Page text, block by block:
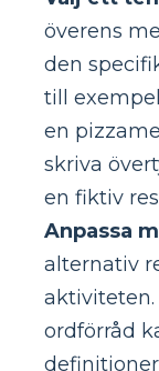
överens
den
till
en
skriva
en fiktiv
Anpassa
alternativ
ordförråd